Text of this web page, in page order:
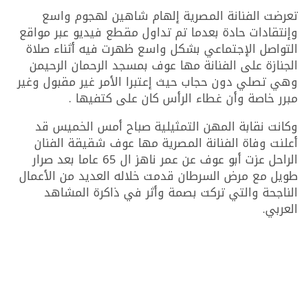
تعرضت الفنانة المصرية إلهام شاهين لهجوم واسع
وإنتقادات حادة بعدما تم تداول مقطع فيديو عبر مواقع
التواصل الإجتماعي بشكل واسع ظهرت فيه أثناء صلاة
الجنازة على الفنانة مها عوف بمسجد الرحمان الرحيمن
وهي تصلي دون حجاب حيث إعتبرا الأمر غير مقبول وغير
مبرر خاصة وأن غطاء الرأس كان على كتفيها .
وكانت نقابة المهن التمثيلية صباح أمس الخميس قد
أعلنت وفاة الفنانة المصرية مها عوف شقيقة الفنان
الراحل عزت أبو عوف عن عمر ناهز ال 65 عاما بعد صرار
طويل مع مرض السرطان قدمت خلاله العديد من الأعمال
الناجحة والتي تركت بصمة وأثر في ذاكرة المشاهد
العربي.